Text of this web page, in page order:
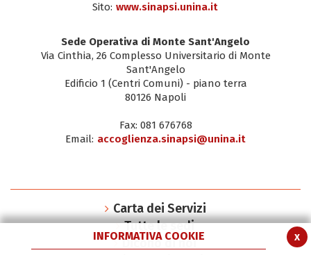
Sito: www.sinapsi.unina.it
Sede Operativa di Monte Sant'Angelo
Via Cinthia, 26 Complesso Universitario di Monte
Sant'Angelo
Edificio 1 (Centri Comuni) - piano terra
80126 Napoli
Fax: 081 676768
Email: accoglienza.sinapsi@unina.it
Carta dei Servizi
Tutte le sedi
Dicono di noi
x
INFORMATIVA COOKIE